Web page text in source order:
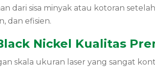
dari sisa minyak atau kotoran
dan efisien.
Nickel Kualitas
skala ukuran laser yang sangat